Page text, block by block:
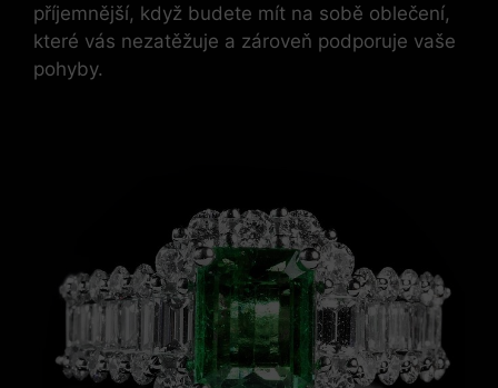
příjemnější, když budete mít na sobě oblečení,
které vás nezatěžuje a zároveň podporuje vaše
pohyby.